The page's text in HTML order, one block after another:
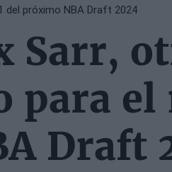
del próximo NBA Draft 2024
Sarr,
el
Draft